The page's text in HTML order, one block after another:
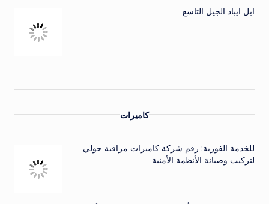
ابل ايباد الجيل التاسع
كاميرات
للخدمة الفورية: رقم شركة كاميرات مراقبة حولي
لتركيب وصيانة الأنظمة الأمنية